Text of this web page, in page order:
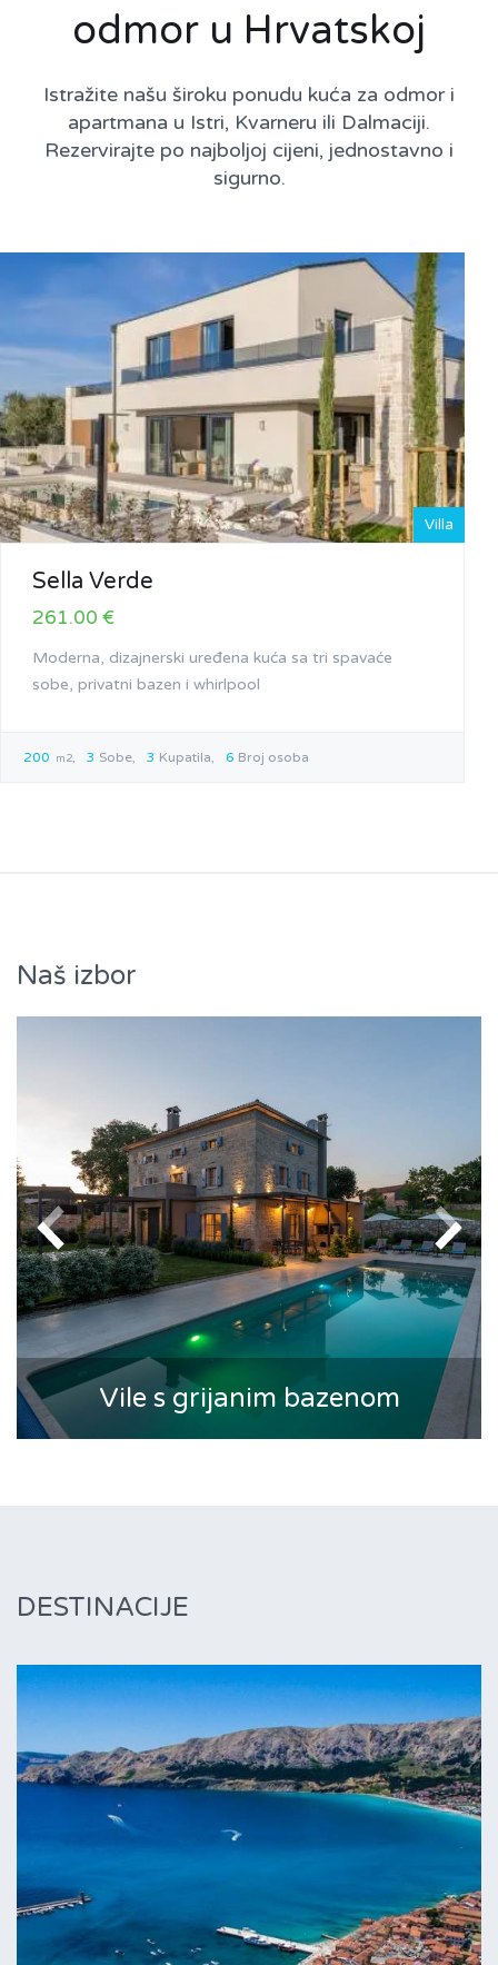
odmor u Hrvatskoj
Istražite našu široku ponudu kuća za odmor i
apartmana u Istri, Kvarneru ili Dalmaciji.
Rezervirajte po najboljoj cijeni, jednostavno i
sigurno.
Villa
Sella Verde
261.00 €
Moderna, dizajnerski uređena kuća sa tri spavaće
sobe, privatni bazen i whirlpool
200 m2 3 Sobe 3 Kupatila 6 Broj osoba
Naš izbor
Vile s grijanim bazenom
DESTINACIJE